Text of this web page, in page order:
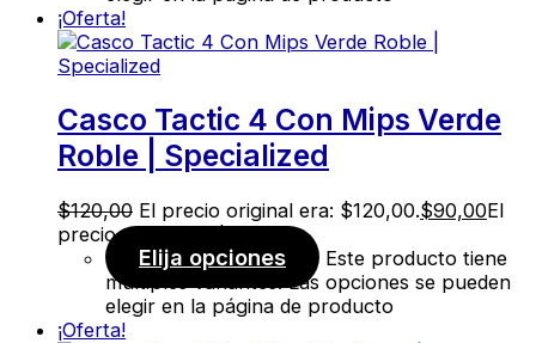
¡Oferta!
Casco Tactic 4 Con Mips Verde
Roble | Specialized
$120,00 El precio original era: $120,00.$90,00El
precio actual es: $90,00.
Elija opciones
Este producto tiene
múltiples variantes. Las opciones se pueden
elegir en la página de producto
¡Oferta!